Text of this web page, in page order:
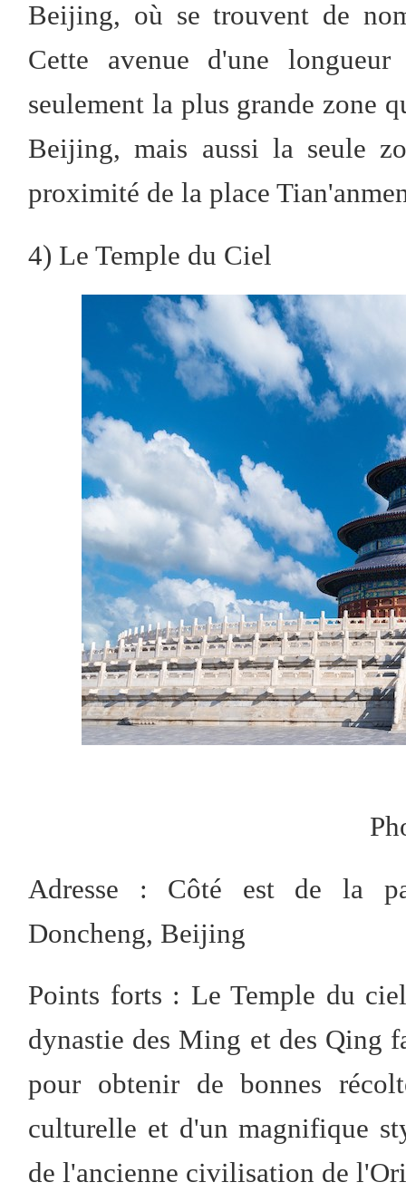
Beijing, où se trouvent de
Cette avenue d'une
seulement la plus grande zone
Beijing, mais aussi la seule
proximité de la place
4) Le Temple du Ciel
Adresse : Côté est de la
Doncheng, Beijing
Points forts : Le Temple du
dynastie des Ming et des Qing
pour obtenir de bonnes
culturelle et d'un magnifique
de l'ancienne civilisation de